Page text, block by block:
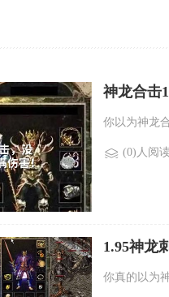
神龙合击
你以为神龙
(0)人阅读
1.95神龙
你真的以为